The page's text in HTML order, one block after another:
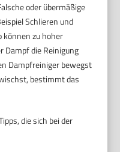
oder übermäßige
Schlieren und
können zu hoher
Dampf die Reinigung
Dampfreiniger bewegst
bestimmt das
die sich bei der